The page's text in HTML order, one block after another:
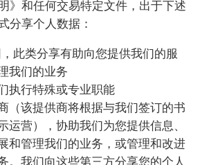
》和任何交易特定文件，出于下述
分享个人数据：
此类分享有助向您提供我们的服
我们的业务
执行特殊或专业职能
（该提供商将根据与我们签订的书
运营），协助我们为您提供信息、
和管理我们的业务，或管理和改进
。我们向这些第三方分享您的个人